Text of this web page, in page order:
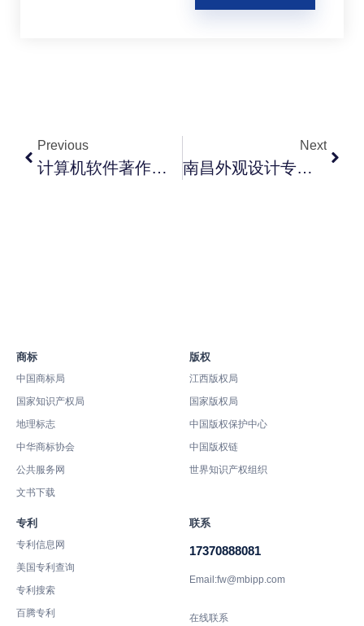
Previous
计算机软件著作权被驳回的 5 个常见原因与应对策略
Next
南昌外观设计专利申请：包装、产品、UI 怎么申报
商标
中国商标局
国家知识产权局
地理标志
中华商标协会
公共服务网
文书下载
版权
江西版权局
国家版权局
中国版权保护中心
中国版权链
世界知识产权组织
专利
专利信息网
美国专利查询
专利搜索
百腾专利
联系
17370888081
Email:fw@mbipp.com
在线联系